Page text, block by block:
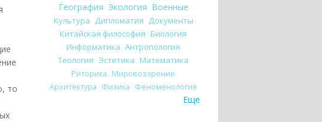
то
География Экология Военные
Культура Дипломатия Документы
Китайская философия Биология
Информатика Антропология
Теология Эстетика Математика
Риторика Мировоззрение
Архитектура Физика Феноменология
Еще